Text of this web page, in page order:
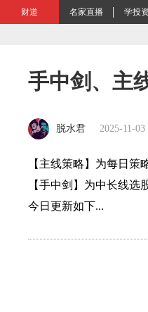
财道 名家直播 学投
手中剑、主
脱水君 2025-11-03
【主线策略】为每日
【手中剑】为中长线
今日更新如下...